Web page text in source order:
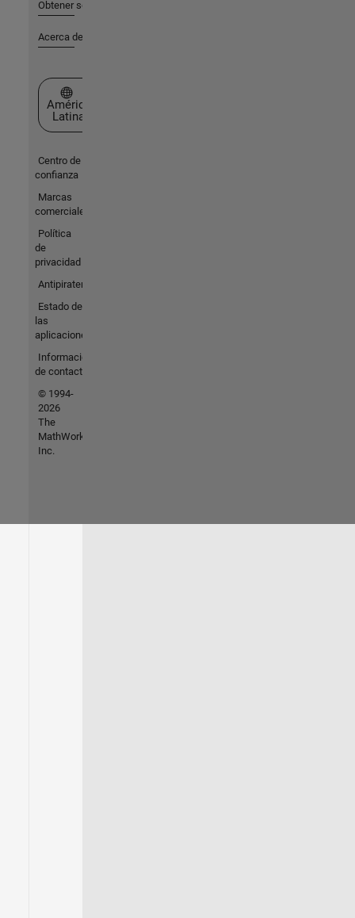
Obtener soporte
Acerca de MathWorks
Seleccione un país/idioma
América
Latina
Centro de
confianza
Marcas
comerciales
Política
de
privacidad
Antipiratería
Estado de
las
aplicaciones
Información
de contacto
© 1994-
2026
The
MathWorks,
Inc.